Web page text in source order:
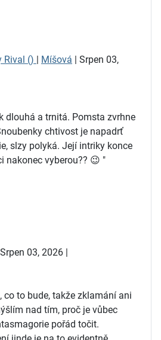
Rival () | Míšová | Srpen 03,
dlouhá a trnitá. Pomsta zvrhne
chtivost je napadrť
slzy polyká. Její intriky konce
nakonec vyberou?? 😉 "
03, 2026 |
co to bude, takže zklamání ani
nad tím, proč je vůbec
pořád točit.